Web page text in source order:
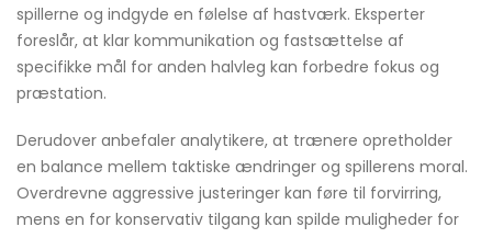
spillerne og indgyde en følelse af hastværk. Eksperter
foreslår, at klar kommunikation og fastsættelse af
specifikke mål for anden halvleg kan forbedre fokus og
præstation.
Derudover anbefaler analytikere, at trænere opretholder
en balance mellem taktiske ændringer og spillerens moral.
Overdrevne aggressive justeringer kan føre til forvirring,
mens en for konservativ tilgang kan spilde muligheder for